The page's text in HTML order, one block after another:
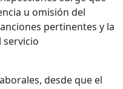
u omisión del
pertinentes y la
servicio
desde que el